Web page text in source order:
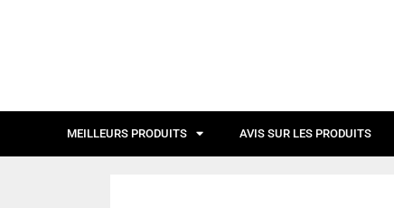
MEILLEURS PRODUITS AVIS SUR LES PRODUITS